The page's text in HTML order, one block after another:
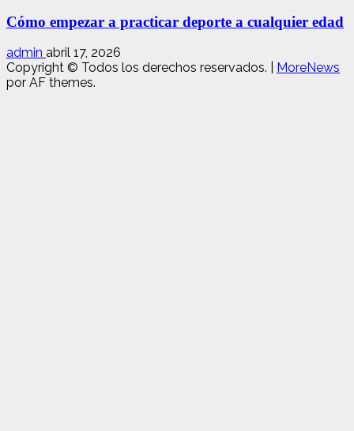
Cómo empezar a practicar deporte a cualquier edad
admin abril 17, 2026
Copyright © Todos los derechos reservados.
MoreNews
por AF themes.